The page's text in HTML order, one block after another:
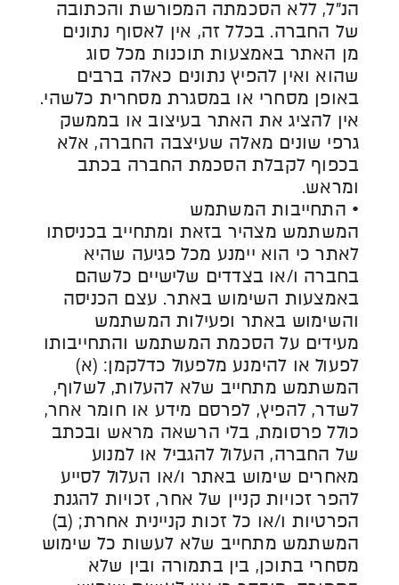
הנ"ל, ללא הסכמתה המפורשת והכתובה
של החברה. בכלל זה, אין לאסוף נתונים
מן האתר באמצעות תוכנות מכל סוג
שהוא ואין להפיץ נתונים כאלה ברבים
באופן מסחרי או במסגרת מסחרית כלשהי.
אין להציג את האתר בעיצוב או בממשק
גרפי שונים מאלה שעיצבה החברה, אלא
בכפוף לקבלת הסכמת החברה בכתב
ומראש.
• התחייבות המשתמש
המשתמש מצהיר בזאת ומתחייב בכניסתו
לאתר כי הוא יימנע מכל פגיעה שהיא
בחברה ו/או בצדדים שלישיים כלשהם
באמצעות השימוש באתר. עצם הכניסה
והשימוש באתר ופעילות המשתמש
מעידים על הסכמת המשתמש והתחייבותו
לפעול או להימנע מלפעול כדלקמן: (א)
המשתמש מתחייב שלא להעלות, לשלוף,
לשדר, להפיץ, לפרסם מידע או חומר אחר,
כולל פרסומת, בלי הרשאה מראש ובכתב
של החברה, העלול להגביל או למנוע
מאחרים שימוש באתר ו/או העלול לסייע
להפר זכויות קניין של אחר, זכויות להגנת
הפרטיות ו/או כל זכות קניינית אחרת; (ב)
המשתמש מתחייב שלא לעשות כל שימוש
מסחרי בתוכן, בין בתמורה ובין שלא